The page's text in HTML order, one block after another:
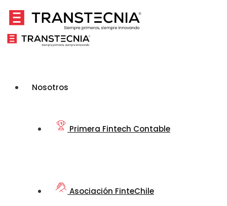
Nosotros
Primera Fintech Contable
Asociación FinteChile